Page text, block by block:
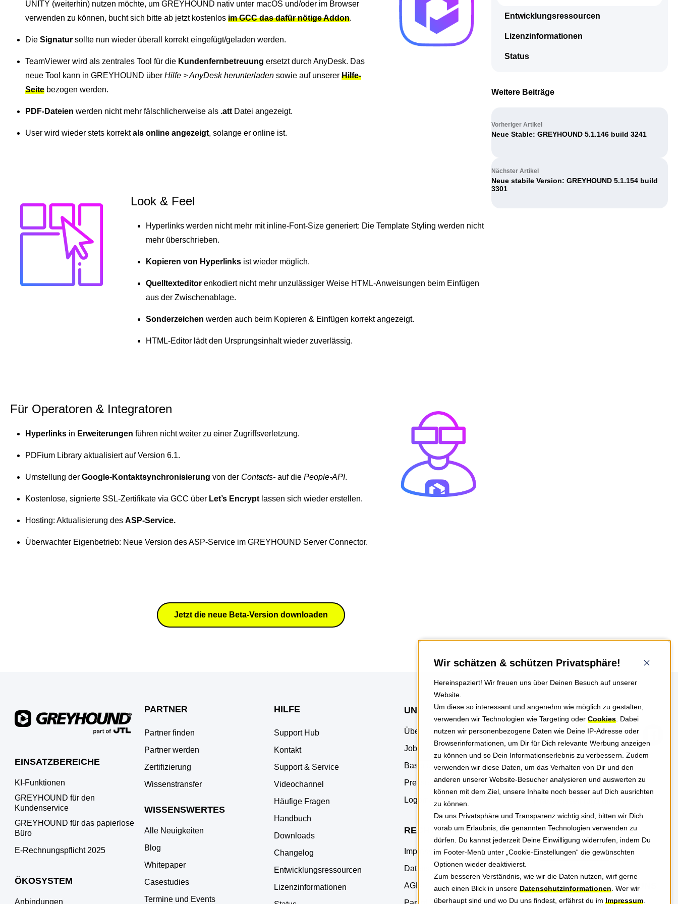
Wir schätzen & schützen Privatsphäre!
Hereinspaziert! Wir freuen uns über Deinen Besuch auf unserer
Website.
Um diese so interessant und angenehm wie möglich zu gestalten,
verwenden wir Technologien wie Targeting oder Cookies. Dabei
nutzen wir personenbezogene Daten wie Deine IP-Adresse oder
Browserinformationen, um Dir für Dich relevante Werbung anzeigen
zu können und so Dein Informationserlebnis zu verbessern. Zudem
verwenden wir diese Daten, um das Verhalten von Dir und den
anderen unserer Website-Besucher analysieren und auswerten zu
können mit dem Ziel, unsere Inhalte noch besser auf Dich ausrichten
zu können.
Da uns Privatsphäre und Transparenz wichtig sind, bitten wir Dich
vorab um Erlaubnis, die genannten Technologien verwenden zu
dürfen. Du kannst jederzeit Deine Einwilligung widerrufen, indem Du
im Footer-Menü unter „Cookie-Einstellungen“ die gewünschten
Optionen wieder deaktivierst.
Zum besseren Verständnis, wie wir die Daten nutzen, wirf gerne
auch einen Blick in unsere Datenschutzinformationen. Wer wir
überhaupt sind und wo Du uns findest, erfährst du im Impressum.
E‑Rechnungspflicht 2025
GREYHOUND macht E-Rechnungen einfach,
Dein Eigenbetrieb, überwacht durch uns
Casestudies
Termine und Events
Live Demos & Webinare
Kontakt
Häufige Fragen
Downloads
Entwicklungsressourcen
UNITY (weiterhin) nutzen möchte, um GREYHOUND nativ unter macOS und/oder im Browser
verwenden zu können, bucht sich bitte ab jetzt kostenlos im GCC das dafür nötige Addon.
Die Signatur sollte nun wieder überall korrekt eingefügt/geladen werden.
TeamViewer wird als zentrales Tool für die Kundenfernbetreuung ersetzt durch AnyDesk. Das
neue Tool kann in GREYHOUND über Hilfe > AnyDesk herunterladen sowie auf unserer Hilfe-
Seite bezogen werden.
PDF-Dateien werden nicht mehr fälschlicherweise als .att Datei angezeigt.
User wird wieder stets korrektals online angezeigt, solange er online ist.
Look & Feel
Hyperlinks werden nicht mehr mit inline-Font-Size generiert: Die Template Styling werden nicht
mehr überschrieben.
Kopieren von Hyperlinksist wieder möglich.
Quelltexteditorenkodiert nicht mehr unzulässiger Weise HTML-Anweisungen beim Einfügen
aus der Zwischenablage.
Sonderzeichen werden auch beim Kopieren & Einfügen korrekt angezeigt.
HTML-Editor lädt den Ursprungsinhalt wieder zuverlässig.
Für Operatoren & Integratoren
Hyperlinks in Erweiterungen führen nicht weiter zu einer Zugriffsverletzung.
PDFium Library aktualisiert auf Version 6.1.
Umstellung der Google-Kontaktsynchronisierung von der Contacts- auf die People-API.
Kostenlose, signierte SSL-Zertifikate via GCC über Let’s Encrypt lassen sich wieder erstellen.
Hosting: Aktualisierung des ASP-Service.
Überwachter Eigenbetrieb: Neue Version des ASP-Service im GREYHOUND Server Connector.
Jetzt die neue Beta-Version downloaden
Entwicklungsressourcen
Lizenzinformationen
Status
Weitere Beiträge
Vorheriger Artikel
Neue Stable: GREYHOUND 5.1.146 build 3241
Nächster Artikel
Neue stabile Version: GREYHOUND 5.1.154 build
3301
EINSATZBEREICHE
KI-Funktionen
GREYHOUND für den
Kundenservice
GREYHOUND für das papierlose
Büro
E‑Rechnungspflicht 2025
ÖKOSYSTEM
Anbindungen
PARTNER
Partner finden
Partner werden
Zertifizierung
Wissenstransfer
WISSENSWERTES
Alle Neuigkeiten
Blog
Whitepaper
Casestudies
Termine und Events
HILFE
Support Hub
Kontakt
Support & Service
Videochannel
Häufige Fragen
Handbuch
Downloads
Changelog
Entwicklungsressourcen
Lizenzinformationen
UNTERNEHMEN
Über uns
Jobs
Basecamp
Pressematerial
Logomaterial
RECHTLICHES
Impressum
Datenschutz
AGB
FOLGE UNS
NEWSLETTER
GREYHOUND Software für
besseren Kundenservice.
Jetzt anmelden
NOCH FRAGEN? RUF UNS
AN!